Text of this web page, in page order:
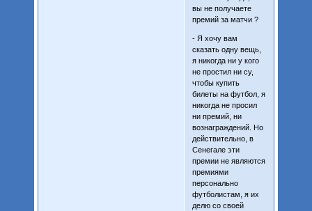
вы не получаете
премий за матчи ?
- Я хочу вам
сказать одну вещь,
я никогда ни у кого
не простил ни су,
чтобы купить
билеты на футбол, я
никогда не просил
ни премий, ни
вознаграждений. Но
действительно, в
Сенегале эти
премии не являются
премиями
персонально
футболистам, я их
делю со своей